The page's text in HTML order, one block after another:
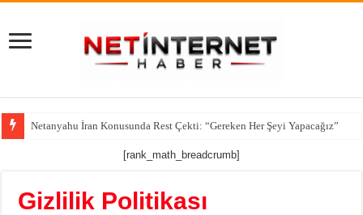
Netanyahu İran Konusunda Rest Çekti: “Gereken Her Şeyi Yapacağız”
[rank_math_breadcrumb]
Gizlilik Politikası